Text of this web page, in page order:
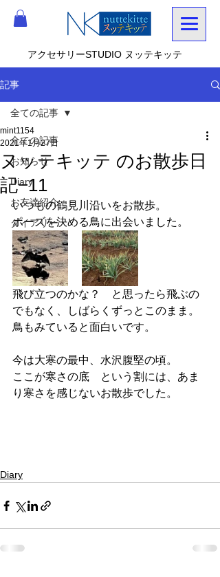
アクセサリーSTUDIO ヌッテキッテ
記事
全ての記事
お知らせ
Diary
お友達紹介
ダイアリー
全ての記事
ヌッテキッテ のお散歩日
記−11
mint1154
2021年1月27日
いつもの鶴見川沿いをお散歩。
ポーズを決める鳥に出会いました。
飛び立つのかな？　と思ったら飛ぶの
でもなく、しばらくずっとこのまま。
鳥もみていると面白いです。
今は大寒の最中、水沢腹堅の頃。
ここが寒さの底　という割には、あま
り寒さを感じないお散歩でした。
Diary